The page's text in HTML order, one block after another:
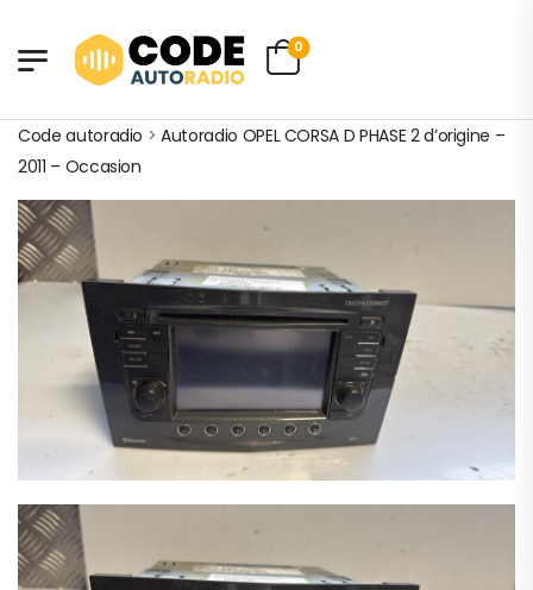
0
Code autoradio >Autoradio OPEL CORSA D PHASE 2 d’origine –
2011 – Occasion